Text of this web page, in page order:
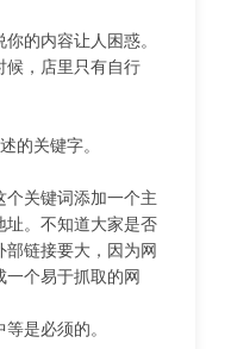
的内容让人困惑。
候，店里只有自行
的关键字。
关键词添加一个主
。不知道大家是否
链接要大，因为网
个易于抓取的网
是必须的。